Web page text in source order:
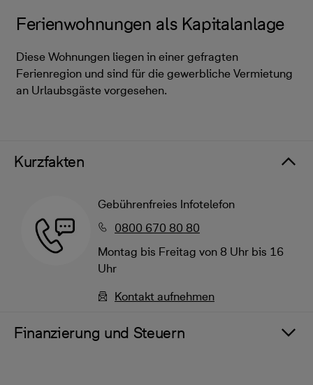
Ferienwohnungen als Kapitalanlage
Diese Wohnungen liegen in einer gefragten
Ferienregion und sind für die gewerbliche Vermietung
an Urlaubsgäste vorgesehen.
Kurzfakten
Gebührenfreies Infotelefon
0800 670 80 80
Montag bis Freitag von 8 Uhr bis 16
Uhr
Kontakt aufnehmen
Finanzierung und Steuern